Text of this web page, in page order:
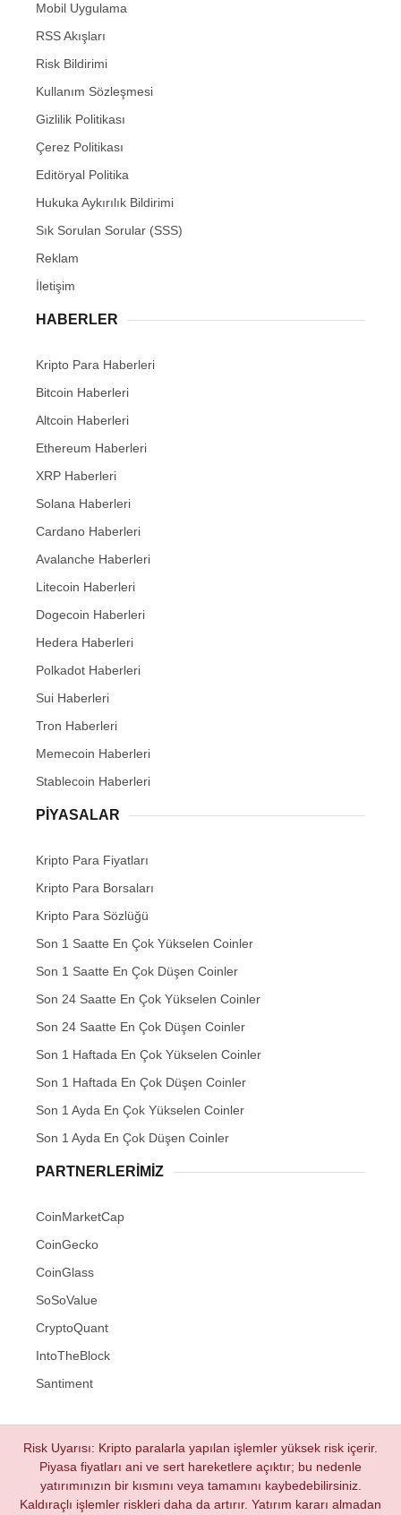
Mobil Uygulama
RSS Akışları
Risk Bildirimi
Kullanım Sözleşmesi
Gizlilik Politikası
Çerez Politikası
Editöryal Politika
Hukuka Aykırılık Bildirimi
Sık Sorulan Sorular (SSS)
Reklam
İletişim
HABERLER
Kripto Para Haberleri
Bitcoin Haberleri
Altcoin Haberleri
Ethereum Haberleri
XRP Haberleri
Solana Haberleri
Cardano Haberleri
Avalanche Haberleri
Litecoin Haberleri
Dogecoin Haberleri
Hedera Haberleri
Polkadot Haberleri
Sui Haberleri
Tron Haberleri
Memecoin Haberleri
Stablecoin Haberleri
PIYASALAR
Kripto Para Fiyatları
Kripto Para Borsaları
Kripto Para Sözlüğü
Son 1 Saatte En Çok Yükselen Coinler
Son 1 Saatte En Çok Düşen Coinler
Son 24 Saatte En Çok Yükselen Coinler
Son 24 Saatte En Çok Düşen Coinler
Son 1 Haftada En Çok Yükselen Coinler
Son 1 Haftada En Çok Düşen Coinler
Son 1 Ayda En Çok Yükselen Coinler
Son 1 Ayda En Çok Düşen Coinler
PARTNERLERIMIZ
CoinMarketCap
CoinGecko
CoinGlass
SoSoValue
CryptoQuant
IntoTheBlock
Santiment
Risk Uyarısı: Kripto paralarla yapılan işlemler yüksek risk içerir.
Piyasa fiyatları ani ve sert hareketlere açıktır; bu nedenle
yatırımınızın bir kısmını veya tamamını kaybedebilirsiniz.
Kaldıraçlı işlemler riskleri daha da artırır. Yatırım kararı almadan